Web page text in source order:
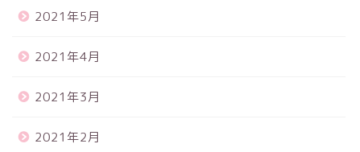
2021年5月
2021年4月
2021年3月
2021年2月